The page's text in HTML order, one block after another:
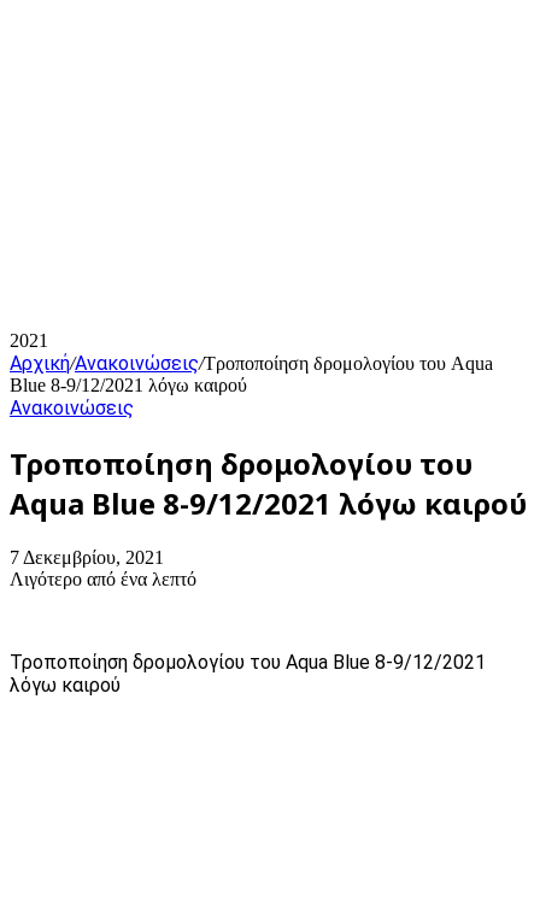
2021
Αρχική/Ανακοινώσεις/Τροποποίηση δρομολογίου του Aqua
Blue 8-9/12/2021 λόγω καιρού
Ανακοινώσεις
Τροποποίηση δρομολογίου του
Aqua Blue 8-9/12/2021 λόγω καιρού
7 Δεκεμβρίου, 2021
Λιγότερο από ένα λεπτό
Τροποποίηση δρομολογίου του Aqua Blue 8-9/12/2021
λόγω καιρού